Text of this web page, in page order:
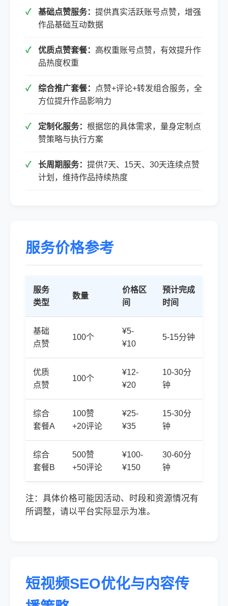
基础点赞服务： 提供真实活跃账号点赞，增强
作品基础互动数据
优质点赞套餐： 高权重账号点赞，有效提升作
品热度权重
综合推广套餐：
点赞+评论+转发组合服务，全
方位提升作品影响力
定制化服务： 根据您的具体需求，量身定制点
赞策略与执行方案
长周期服务： 提供7天、15天、30天连续点赞
计划，维持作品持续热度
服务价格参考
服务
类型
数量
价格区
间
预计完成
时间
基础
点赞
100个
¥5-
¥10
5-15分钟
优质
点赞
100个
¥12-
¥20
10-30分
钟
综合
套餐A
100赞
+20评论
¥25-
¥35
15-30分
钟
综合
套餐B
500赞
+50评论
¥100-
¥150
30-60分
钟
注：具体价格可能因活动、时段和资源情况有
所调整，请以平台实际显示为准。
短视频SEO优化与内容传